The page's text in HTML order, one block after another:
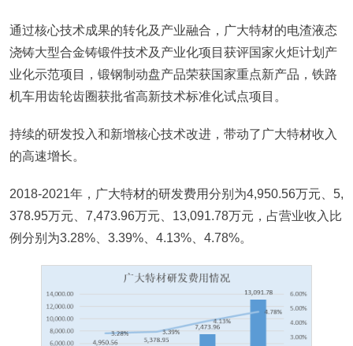
通过核心技术成果的转化及产业融合，广大特材的电渣液态
浇铸大型合金铸锻件技术及产业化项目获评国家火炬计划产
业化示范项目，锻钢制动盘产品荣获国家重点新产品，铁路
机车用齿轮齿圈获批省高新技术标准化试点项目。
持续的研发投入和新增核心技术改进，带动了广大特材收入
的高速增长。
2018-2021年，广大特材的研发费用分别为4,950.56万元、5,
378.95万元、7,473.96万元、13,091.78万元，占营业收入比
例分别为3.28%、3.39%、4.13%、4.78%。